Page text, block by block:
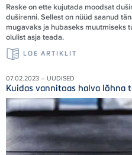
Raske on ette kujutada moodsat
duširenni. Sellest on nüüd saanud
mugavaks ja hubaseks muutmiseks
olulist asja teada.
LOE ARTIKLIT
07.02.2023 – UUDISED
Kuidas vannitoas halva lõhna